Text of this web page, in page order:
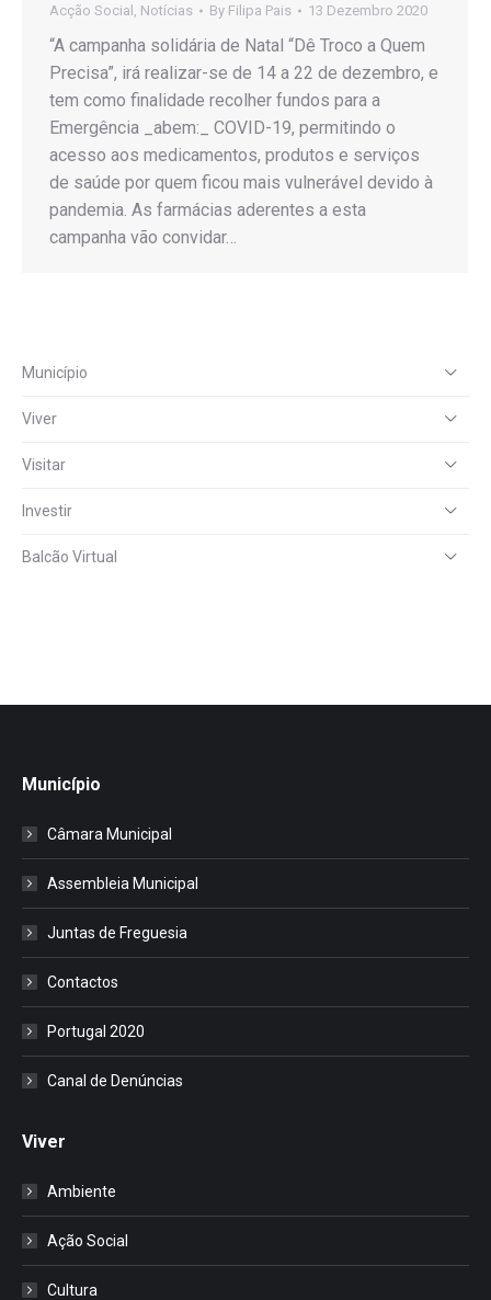
Acção Social , Notícias By Filipa Pais 13 Dezembro 2020
“A campanha solidária de Natal “Dê Troco a Quem
Precisa”, irá realizar-se de 14 a 22 de dezembro, e
tem como finalidade recolher fundos para a
Emergência _abem:_ COVID-19, permitindo o
acesso aos medicamentos, produtos e serviços
de saúde por quem ficou mais vulnerável devido à
pandemia. As farmácias aderentes a esta
campanha vão convidar…
Município
Viver
Visitar
Investir
Balcão Virtual
Município
Câmara Municipal
Assembleia Municipal
Juntas de Freguesia
Contactos
Portugal 2020
Canal de Denúncias
Viver
Ambiente
Ação Social
Cultura